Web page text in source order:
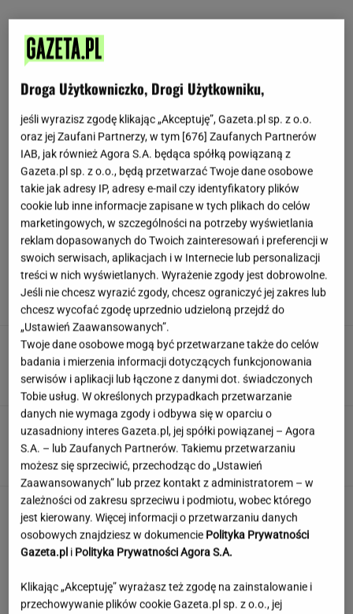
Ambasada wydała pilny apel. Kierowcy wciąż
wpadają w tę samą pułapkę
Polka przestrzegano, by nie mówił o chorobie.
"Jestem po przeszczepie"
Dzisiejszy copiątkowy quiz wiedzy nie zostawi
na tobie suchej nitki!
Jedno przekonanie może utrudniać życie
osobom z astygmatyzmem. Zwłaszcza latem
MATERIAŁ PROMOCYJNY
Jeden wakacyjny nawyk może mieć
nieprzyjemne konsekwencje. Też tak robisz?
Droga Użytkowniczko, Drogi Użytkowniku,
jeśli wyrazisz zgodę klikając „Akceptuję”, Gazeta.pl sp. z o.o.
oraz jej Zaufani Partnerzy, w tym [676] Zaufanych Partnerów
IAB, jak również Agora S.A. będąca spółką powiązaną z
Gazeta.pl sp. z o.o., będą przetwarzać Twoje dane osobowe
takie jak adresy IP, adresy e-mail czy identyfikatory plików
cookie lub inne informacje zapisane w tych plikach do celów
marketingowych, w szczególności na potrzeby wyświetlania
reklam dopasowanych do Twoich zainteresowań i preferencji w
swoich serwisach, aplikacjach i w Internecie lub personalizacji
treści w nich wyświetlanych. Wyrażenie zgody jest dobrowolne.
Jeśli nie chcesz wyrazić zgody, chcesz ograniczyć jej zakres lub
chcesz wycofać zgodę uprzednio udzieloną przejdź do
„Ustawień Zaawansowanych”.
Twoje dane osobowe mogą być przetwarzane także do celów
badania i mierzenia informacji dotyczących funkcjonowania
serwisów i aplikacji lub łączone z danymi dot. świadczonych
Tobie usług. W określonych przypadkach przetwarzanie
danych nie wymaga zgody i odbywa się w oparciu o
uzasadniony interes Gazeta.pl, jej spółki powiązanej – Agora
S.A. – lub Zaufanych Partnerów. Takiemu przetwarzaniu
możesz się sprzeciwić, przechodząc do „Ustawień
Zaawansowanych” lub przez kontakt z administratorem – w
zależności od zakresu sprzeciwu i podmiotu, wobec którego
jest kierowany. Więcej informacji o przetwarzaniu danych
osobowych znajdziesz w dokumencie Polityka Prywatności
Gazeta.pl i Polityka Prywatności Agora S.A.
Klikając „Akceptuję” wyrażasz też zgodę na zainstalowanie i
przechowywanie plików cookie Gazeta.pl sp. z o.o., jej